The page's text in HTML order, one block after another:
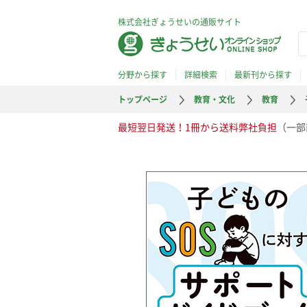
株式会社ぎょうせいの通販サイト
分野から探す 詳細検索
最新刊から探す
トップページ
教育・文化 教育
最短翌日発送！1冊から送料弊社負担 （一